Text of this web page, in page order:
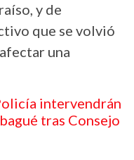
y de
que se volvió
una
intervendrán
tras Consejo